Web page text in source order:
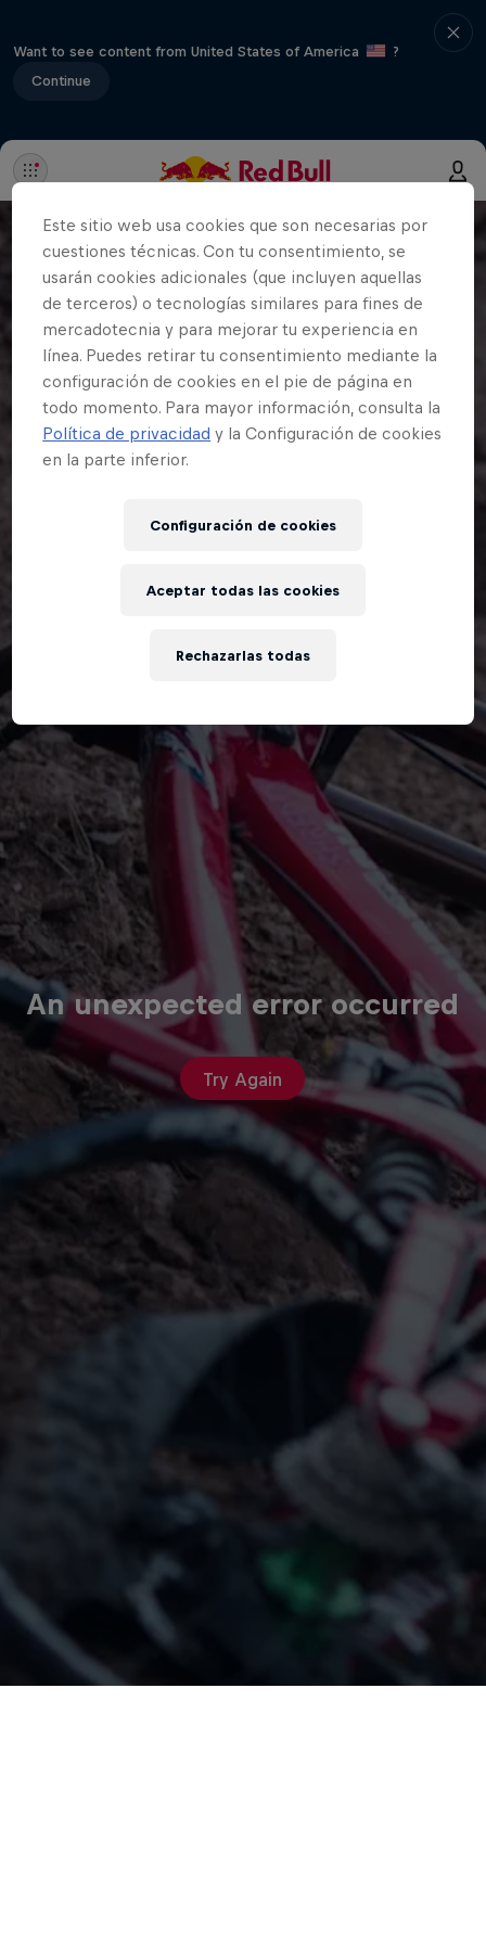
Want to see content from United States of America
?
Continue
An unexpected error occurred
Try Again
Este sitio web usa cookies que son necesarias por
cuestiones técnicas. Con tu consentimiento, se
usarán cookies adicionales (que incluyen aquellas
de terceros) o tecnologías similares para fines de
mercadotecnia y para mejorar tu experiencia en
línea. Puedes retirar tu consentimiento mediante la
configuración de cookies en el pie de página en
todo momento. Para mayor información, consulta la
Política de privacidad y la Configuración de cookies
en la parte inferior.
Configuración de cookies
Rechazarlas todas
Aceptar todas las cookies